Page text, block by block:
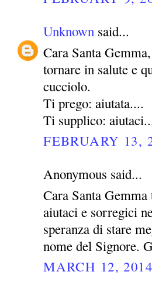
Unknown said...
Cara Santa
tornare in salute e
cucciolo.
Ti prego: aiutata....
Ti supplico:
FEBRUARY 13,
Anonymous said...
Cara Santa
aiutaci e sorregici
speranza di stare
nome del Signore.
MARCH 12,